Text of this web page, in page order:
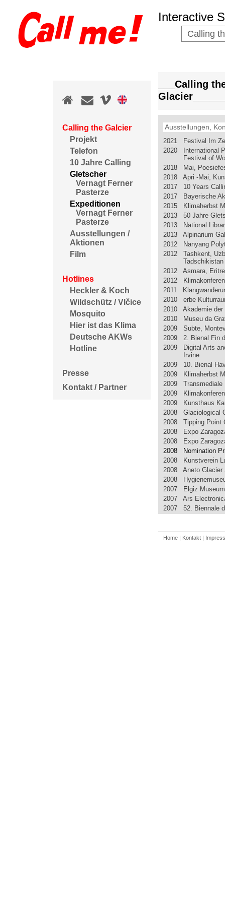
Calling the Galcier
Projekt
Telefon
10 Jahre Calling
Gletscher
Vernagt Ferner
Pasterze
Expeditionen
Vernagt Ferner
Pasterze
Ausstellungen /
Aktionen
Film
Hotlines
Heckler & Koch
Wildschütz / Vlčice
Mosquito
Hier ist das Klima
Deutsche AKWs
Hotline
Presse
Kontakt / Partner
Interactive
Calling
___Calling
Ausstellungen,
2021 Festival Im
2020 International
Festival of
2018 Mai,
2018 Apri -Mai,
2017 10 Years
2017 Bayerische
2015 Klimaherbst
2013 50 Jahre
2013 National
2013 Alpinarium
2012 Nanyang
2012 Tashkent,
Tadschikistan
2012 Asmara,
2012
2011
2010 erbe
2010 Akademie der
2010 Museu da
2009 Subte,
2009 2. Bienal Fin
2009 Digital Arts
Irvine
2009 10. Bienal
2009 Klimaherbst
2009 Transmediale
2009
2009 Kunsthaus
2008 Glaciological
2008 Tipping Point
2008 Expo
2008 Expo
2008 Nomination
2008 Kunstverein
2008 Aneto Glacier
2008
2007 Elgiz Museum
2007 Ars
2007 52. Biennale
Home | Kontakt |